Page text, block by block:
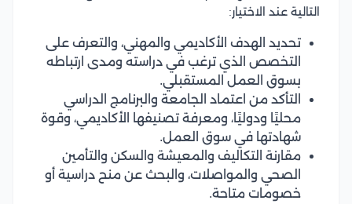
التالية عند الاختيار:
تحديد الهدف الأكاديمي والمهني، والتعرف على
التخصص الذي ترغب في دراسته ومدى ارتباطه
بسوق العمل المستقبلي.
التأكد من اعتماد الجامعة والبرنامج الدراسي
محليًا ودوليًا، ومعرفة تصنيفها الأكاديمي، وقوة
شهادتها في سوق العمل.
مقارنة التكاليف والمعيشة والسكن والتأمين
الصحي والمواصلات، والبحث عن منح دراسية أو
خصومات متاحة.